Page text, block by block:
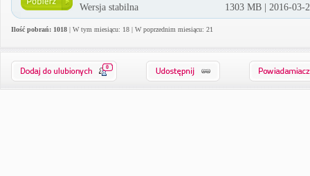
Wersja stabilna 1303 MB | 2016-03-
Ilość pobrań: 1018 | W tym miesiącu: 18 | W poprzednim miesiącu: 21
0